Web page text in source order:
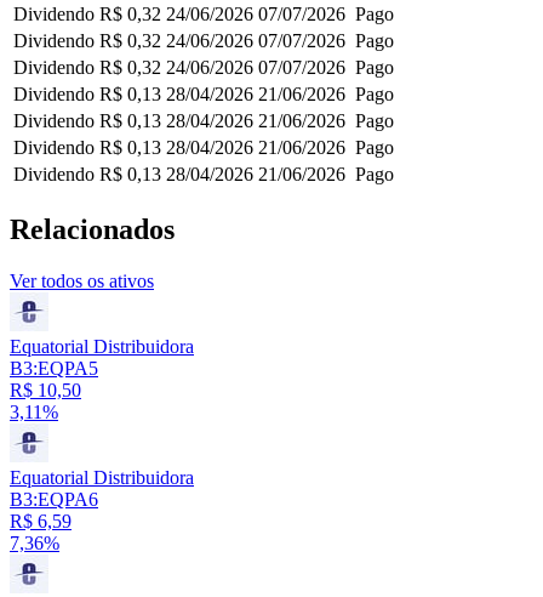
Dividendo R$ 0,32 24/06/2026 07/07/2026 Pago
Dividendo R$ 0,32 24/06/2026 07/07/2026 Pago
Dividendo R$ 0,32 24/06/2026 07/07/2026 Pago
Dividendo R$ 0,13 28/04/2026 21/06/2026 Pago
Dividendo R$ 0,13 28/04/2026 21/06/2026 Pago
Dividendo R$ 0,13 28/04/2026 21/06/2026 Pago
Dividendo R$ 0,13 28/04/2026 21/06/2026 Pago
Relacionados
Ver todos os ativos
Equatorial Distribuidora
B3:EQPA5
R$ 10,50
3,11%
Equatorial Distribuidora
B3:EQPA6
R$ 6,59
7,36%